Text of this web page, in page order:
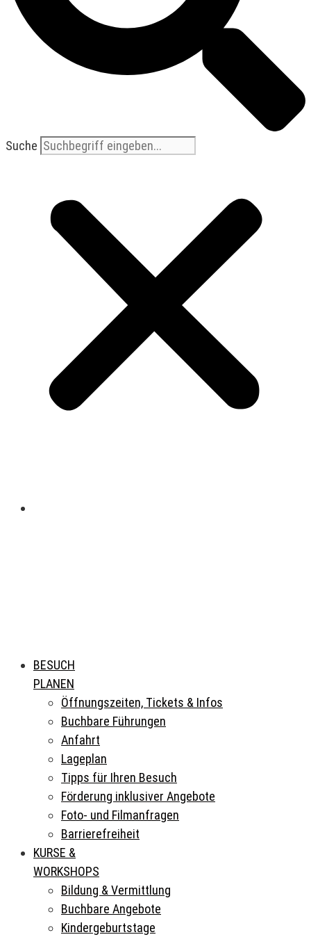
Suche
BESUCH
PLANEN
Öffnungszeiten, Tickets & Infos
Buchbare Führungen
Anfahrt
Lageplan
Tipps für Ihren Besuch
Förderung inklusiver Angebote
Foto- und Filmanfragen
Barrierefreiheit
KURSE &
WORKSHOPS
Bildung & Vermittlung
Buchbare Angebote
Kindergeburtstage